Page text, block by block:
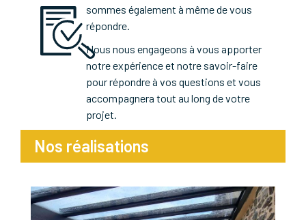
sommes également à même de vous
répondre.
Nous nous engageons à vous apporter
notre expérience et notre savoir-faire
pour répondre à vos questions et vous
accompagnera tout au long de votre
projet.
Nos réalisations